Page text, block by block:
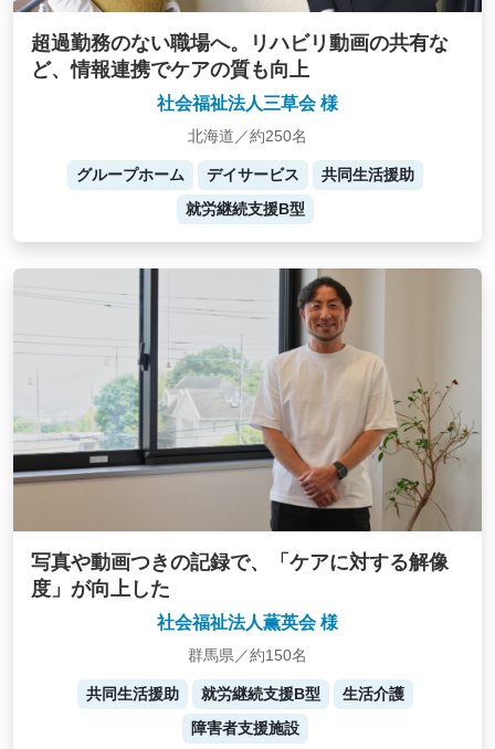
超過勤務のない職場へ。リハビリ動画の共有な
ど、情報連携でケアの質も向上
社会福祉法人三草会 様
北海道／約250名
グループホーム デイサービス
共同生活援助
就労継続支援B型
写真や動画つきの記録で、「ケアに対する解像
度」が向上した
社会福祉法人薫英会 様
群馬県／約150名
共同生活援助 就労継続支援B型
生活介護
障害者支援施設